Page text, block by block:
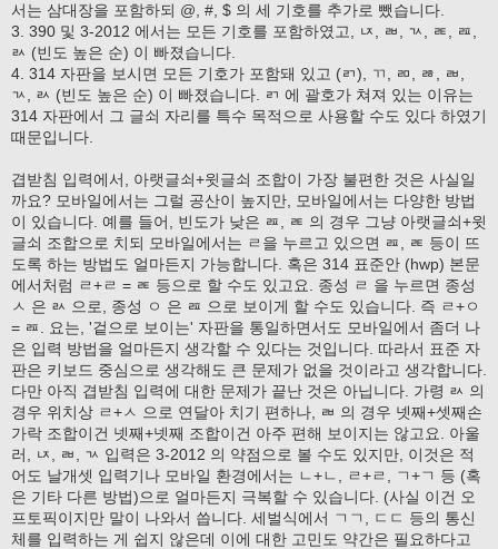
서는 삼대장을 포함하되 @, #, $ 의 세 기호를 추가로 뺐습니다.
3. 390 및 3-2012 에서는 모든 기호를 포함하였고, ㄵ, ㄼ, ㄳ, ㄾ, ㄿ,
ㄽ (빈도 높은 순) 이 빠졌습니다.
4. 314 자판을 보시면 모든 기호가 포함돼 있고 (ㄺ), ㄲ, ㄻ, ㅀ, ㄼ,
ㄳ, ㄽ (빈도 높은 순) 이 빠졌습니다. ㄺ 에 괄호가 쳐져 있는 이유는
314 자판에서 그 글쇠 자리를 특수 목적으로 사용할 수도 있다 하였기
때문입니다.
겹받침 입력에서, 아랫글쇠+윗글쇠 조합이 가장 불편한 것은 사실일
까요? 모바일에서는 그럴 공산이 높지만, 모바일에서는 다양한 방법
이 있습니다. 예를 들어, 빈도가 낮은 ㄿ, ㄾ 의 경우 그냥 아랫글쇠+윗
글쇠 조합으로 치되 모바일에서는 ㄹ을 누르고 있으면 ㄿ, ㄾ 등이 뜨
도록 하는 방법도 얼마든지 가능합니다. 혹은 314 표준안 (hwp) 본문
에서처럼 ㄹ+ㄹ = ㄾ 등으로 할 수도 있고요. 종성 ㄹ 을 누르면 종성
ㅅ 은 ㄽ 으로, 종성 ㅇ 은 ㄿ 으로 보이게 할 수도 있습니다. 즉 ㄹ+ㅇ
= ㄿ. 요는, '겉으로 보이는' 자판을 통일하면서도 모바일에서 좀더 나
은 입력 방법을 얼마든지 생각할 수 있다는 것입니다. 따라서 표준 자
판은 키보드 중심으로 생각해도 큰 문제가 없을 것이라고 생각합니다.
다만 아직 겹받침 입력에 대한 문제가 끝난 것은 아닙니다. 가령 ㄽ 의
경우 위치상 ㄹ+ㅅ 으로 연달아 치기 편하나, ㄼ 의 경우 넷째+셋째손
가락 조합이건 넷째+넷째 조합이건 아주 편해 보이지는 않고요. 아울
러, ㄵ, ㄼ, ㄳ 입력은 3-2012 의 약점으로 볼 수도 있지만, 이것은 적
어도 날개셋 입력기나 모바일 환경에서는 ㄴ+ㄴ, ㄹ+ㄹ, ㄱ+ㄱ 등 (혹
은 기타 다른 방법)으로 얼마든지 극복할 수 있습니다. (사실 이건 오
프토픽이지만 말이 나와서 씁니다. 세벌식에서 ㄱㄱ, ㄷㄷ 등의 통신
체를 입력하는 게 쉽지 않은데 이에 대한 고민도 약간은 필요하다고